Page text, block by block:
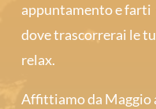
appuntamento e
dove trascorrerai le
relax.
Affittiamo da Maggio